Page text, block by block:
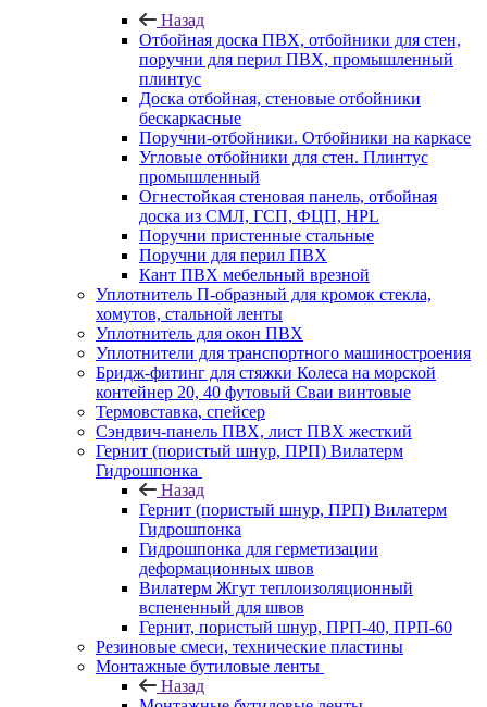
Назад
Отбойная доска ПВХ, отбойники для стен,
поручни для перил ПВХ, промышленный
плинтус
Доска отбойная, стеновые отбойники
бескаркасные
Поручни-отбойники. Отбойники на каркасе
Угловые отбойники для стен. Плинтус
промышленный
Огнестойкая стеновая панель, отбойная
доска из СМЛ, ГСП, ФЦП, HPL
Поручни пристенные стальные
Поручни для перил ПВХ
Кант ПВХ мебельный врезной
Уплотнитель П-образный для кромок стекла,
хомутов, стальной ленты
Уплотнитель для окон ПВХ
Уплотнители для транспортного машиностроения
Бридж-фитинг для стяжки Колеса на морской
контейнер 20, 40 футовый Сваи винтовые
Термовставка, спейсер
Сэндвич-панель ПВХ, лист ПВХ жесткий
Гернит (пористый шнур, ПРП) Вилатерм
Гидрошпонка
Назад
Гернит (пористый шнур, ПРП) Вилатерм
Гидрошпонка
Гидрошпонка для герметизации
деформационных швов
Вилатерм Жгут теплоизоляционный
вспененный для швов
Гернит, пористый шнур, ПРП-40, ПРП-60
Резиновые смеси, технические пластины
Монтажные бутиловые ленты
Назад